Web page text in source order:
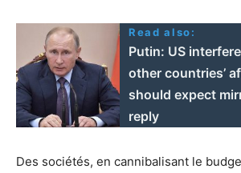
Read also:
Putin: US
other countries’
should expect
reply
Des sociétés, en cannibalisant le